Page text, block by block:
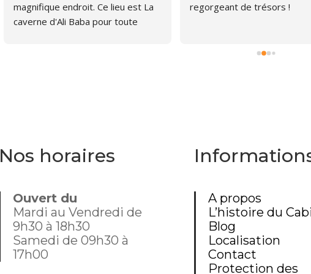
magnifique endroit. Ce lieu est La
caverne d'Ali Baba pour toute
moment donc, dommage que
regorgeant de trésors !
Nos horaires
Ouvert du
Mardi au Vendredi de
9h30 à 18h30
Samedi de 09h30 à
17h00
A propos
L’histoire du
Blog
Localisation
Contact
Protection des